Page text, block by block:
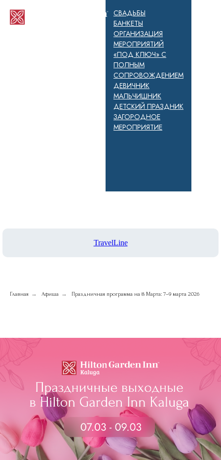
СВАДЬБЫ
БАНКЕТЫ
ОРГАНИЗАЦИЯ
МЕРОПРИЯТИЙ
«ПОД КЛЮЧ» С
ПОЛНЫМ
СОПРОВОЖДЕНИЕМ
ДЕВИЧНИК
МАЛЬЧИШНИК
ДЕТСКИЙ ПРАЗДНИК
ЗАГОРОДНОЕ
МЕРОПРИЯТИЕ
TravelLine
Главная → Афиша → Праздничная программа на 8 Марта: 7–9 марта 2026